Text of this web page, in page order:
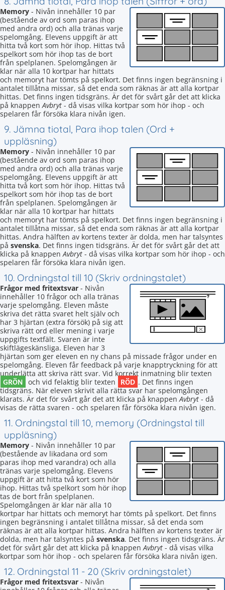
Memory - Nivån innehåller 10 par
(bestående av ord som paras ihop
med andra ord) och alla tränas varje
spelomgång. Elevens uppgift är att
hitta två kort som hör ihop. Hittas två
spelkort som hör ihop tas de bort
från spelplanen. Spelomgången är
klar när alla 10 kortpar har hittats
och memoryt har tömts på spelkort. Det finns ingen begränsning i
antalet tillåtna missar, så det enda som räknas är att alla kortpar
hittas. Det finns ingen tidsgräns. Är det för svårt går det att klicka
på knappenAvbryt - då visas vilka kortpar som hör ihop - och
spelaren får försöka klara nivån igen.
9. Jämna tiotal, Para ihop talen (Ord +
uppläsning)
Memory - Nivån innehåller 10 par
(bestående av ord som paras ihop
med andra ord) och alla tränas varje
spelomgång. Elevens uppgift är att
hitta två kort som hör ihop. Hittas två
spelkort som hör ihop tas de bort
från spelplanen. Spelomgången är
klar när alla 10 kortpar har hittats
och memoryt har tömts på spelkort. Det finns ingen begränsning i
antalet tillåtna missar, så det enda som räknas är att alla kortpar
hittas. Andra hälften av kortens texter är dolda, men har talsyntes
på svenska. Det finns ingen tidsgräns. Är det för svårt går det att
klicka på knappenAvbryt - då visas vilka kortpar som hör ihop - och
spelaren får försöka klara nivån igen.
10. Ordningstal till 10 (Skriv ordningstalet)
Frågor med fritextsvar - Nivån
innehåller 10 frågor och alla tränas
varje spelomgång. Eleven måste
skriva det rätta svaret helt själv och
har 3 hjärtan (extra försök) på sig att
skriva rätt ord eller mening i varje
uppgifts textfält. Svaren är inte
skiftlägeskänsliga. Eleven har 3
hjärtan som ger eleven en ny chans på missade frågor under en
spelomgång. Eleven får feedback på varje knapptryckning för att
underlätta att skriva rätt svar. Vid korrekt inmatning blir texten
GRÖN och vid felaktig blir texten RÖD . Det finns ingen
tidsgräns. När eleven skrivit alla rätta svar har spelomgången
klarats. Är det för svårt går det att klicka på knappenAvbryt - då
visas de rätta svaren - och spelaren får försöka klara nivån igen.
11. Ordningstal till 10, memory (Ordningstal till
uppläsning)
Memory - Nivån innehåller 10 par
(bestående av likadana ord som
paras ihop med varandra) och alla
tränas varje spelomgång. Elevens
uppgift är att hitta två kort som hör
ihop. Hittas två spelkort som hör ihop
tas de bort från spelplanen.
Spelomgången är klar när alla 10
kortpar har hittats och memoryt har tömts på spelkort. Det finns
ingen begränsning i antalet tillåtna missar, så det enda som
räknas är att alla kortpar hittas. Andra hälften av kortens texter är
dolda, men har talsyntes på svenska. Det finns ingen tidsgräns. Är
det för svårt går det att klicka på knappenAvbryt - då visas vilka
kortpar som hör ihop - och spelaren får försöka klara nivån igen.
12. Ordningstal 11 - 20 (Skriv ordningstalet)
Frågor med fritextsvar - Nivån